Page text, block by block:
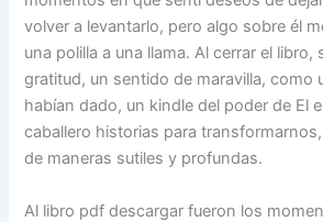
volver a levantarlo, pero algo sobre él
una polilla a una llama. Al cerrar el
gratitud, un sentido de maravilla, como
habían dado, un kindle del poder de El
caballero historias para
de maneras sutiles y profundas.
Al libro pdf descargar fueron los